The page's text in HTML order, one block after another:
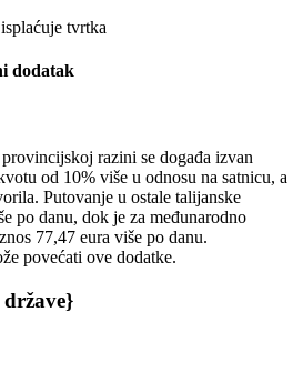
tvrtka
dodatak
razini se događa izvan
od 10% više u odnosu na satnicu, a
Putovanje u ostale talijanske
po danu, dok je za međunarodno
77,47 eura više po danu.
povećati ove dodatke.